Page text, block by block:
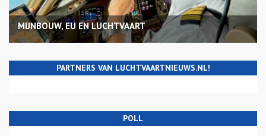
MIJNBOUW, EU EN LUCHTVAART
PARTNERS VAN LUCHTVAARTNIEUWS.NL!
POLL